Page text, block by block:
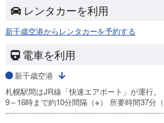
レンタカーを利用
新千歳空港からレンタカーを予約する
電車を利用
新千歳空港
札幌駅間はJR線「快速エアポート」が運行。
9～16時まで約10分間隔（※） 所要時間37分（